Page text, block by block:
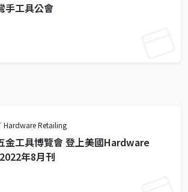
手工具公會
Hardware Retailing
金工具博覽會 登上美國Hardware
年8月刊